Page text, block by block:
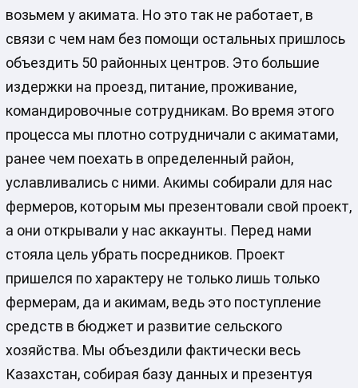
возьмем у акимата. Но это так не работает, в
связи с чем нам без помощи остальных пришлось
объездить 50 районных центров. Это большие
издержки на проезд, питание, проживание,
командировочные сотрудникам. Во время этого
процесса мы плотно сотрудничали с акиматами,
ранее чем поехать в определенный район,
уславливались с ними. Акимы собирали для нас
фермеров, которым мы презентовали свой проект,
а они открывали у нас аккаунты. Перед нами
стояла цель убрать посредников. Проект
пришелся по характеру не только лишь только
фермерам, да и акимам, ведь это поступление
средств в бюджет и развитие сельского
хозяйства. Мы объездили фактически весь
Казахстан, собирая базу данных и презентуя